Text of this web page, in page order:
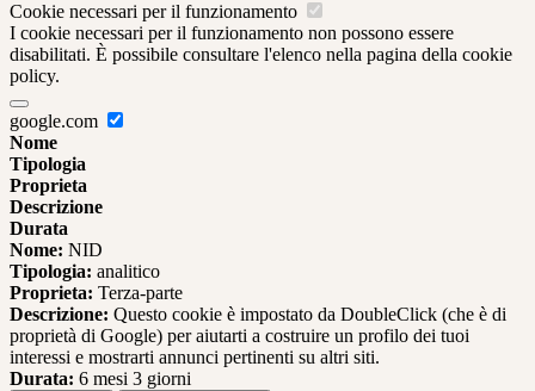
Cookie necessari per il funzionamento
I cookie necessari per il funzionamento non possono essere
disabilitati. È possibile consultare l'elenco nella pagina della cookie
policy.
google.com
Nome
Tipologia
Proprieta
Descrizione
Durata
Nome: NID
Tipologia: analitico
Proprieta: Terza-parte
Descrizione: Questo cookie è impostato da DoubleClick (che è di
proprietà di Google) per aiutarti a costruire un profilo dei tuoi
interessi e mostrarti annunci pertinenti su altri siti.
Durata: 6 mesi 3 giorni